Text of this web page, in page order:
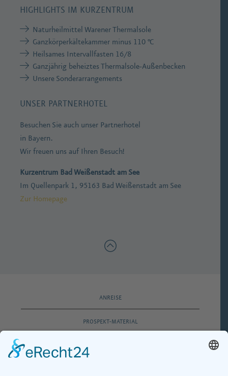
HIGHLIGHTS IM KURZENTRUM
Naturheilmittel Warener Thermalsole
Ganzkörperkältekammer minus 110 °C
Heilsames Intervallfasten 16/8
Ganzjährig beheiztes Thermalsole-Außenbecken
Unsere Sonderarrangements
UNSER PARTNERHOTEL
Besuchen Sie auch unser Partnerhotel
in Bayern.
Wir freuen uns auf Ihren Besuch!
Kurzentrum Bad Weißenstadt am See
Im Quellenpark 1, 95163 Bad Weißenstadt am See
Zur Homepage
ANREISE
PROSPEKT-MATERIAL
E-MAIL-MAGAZIN